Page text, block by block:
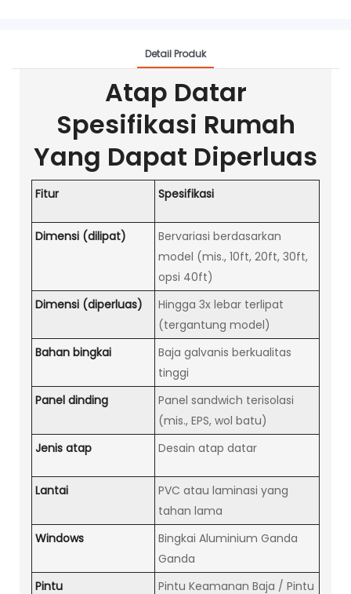
Detail Produk
Atap Datar
Spesifikasi Rumah
Yang Dapat Diperluas
Fitur Spesifikasi
Dimensi (dilipat)
Bervariasi berdasarkan
model (mis., 10ft, 20ft, 30ft,
opsi 40ft)
Dimensi (diperluas)
Hingga 3x lebar terlipat
(tergantung model)
Bahan bingkai
Baja galvanis berkualitas
tinggi
Panel dinding
Panel sandwich terisolasi
(mis., EPS, wol batu)
Jenis atap
Desain atap datar
Lantai
PVC atau laminasi yang
tahan lama
Windows
Bingkai Aluminium Ganda
Ganda
Pintu
Pintu Keamanan Baja / Pintu